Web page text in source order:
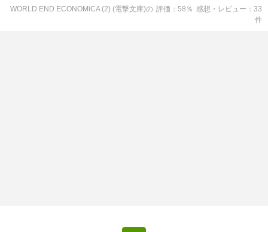
WORLD END ECONOMiCA (2) (電撃文庫)の 評価 58 ％ 感想・レビュー
33
件